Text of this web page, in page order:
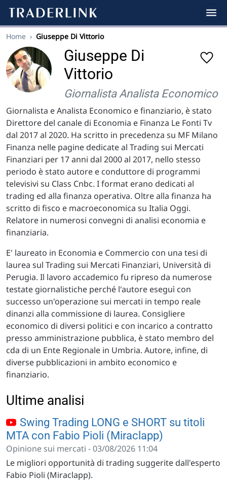
Home › Giuseppe Di Vittorio
Giuseppe Di
Vittorio
Giornalista Analista Economico
Giornalista e Analista Economico e finanziario, è stato
Direttore del canale di Economia e Finanza Le Fonti Tv
dal 2017 al 2020. Ha scritto in precedenza su MF Milano
Finanza nelle pagine dedicate al Trading sui Mercati
Finanziari per 17 anni dal 2000 al 2017, nello stesso
periodo è stato autore e conduttore di programmi
televisivi su Class Cnbc. I format erano dedicati al
trading ed alla finanza operativa. Oltre alla finanza ha
scritto di fisco e macroeconomica su Italia Oggi.
Relatore in numerosi convegni di analisi economia e
finanziaria.
E' laureato in Economia e Commercio con una tesi di
laurea sul Trading sui Mercati Finanziari, Università di
Perugia. Il lavoro accademico fu ripreso da numerose
testate giornalistiche perché l'autore eseguì con
successo un'operazione sui mercati in tempo reale
dinanzi alla commissione di laurea. Consigliere
economico di diversi politici e con incarico a contratto
presso amministrazione pubblica, è stato membro del
cda di un Ente Regionale in Umbria. Autore, infine, di
diverse pubblicazioni in ambito economico e
finanziario.
Ultime analisi
Swing Trading LONG e SHORT su titoli
MTA con Fabio Pioli (Miraclapp)
Opinione sui mercati - 03/08/2026 11:04
Le migliori opportunità di trading suggerite dall'esperto
Fabio Pioli (Miraclapp).